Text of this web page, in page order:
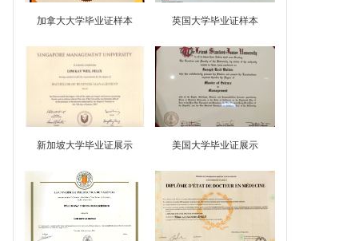
加拿大大学毕业证样本 英国大学毕业证样本
新加坡大学毕业证展示 美国大学毕业证展示